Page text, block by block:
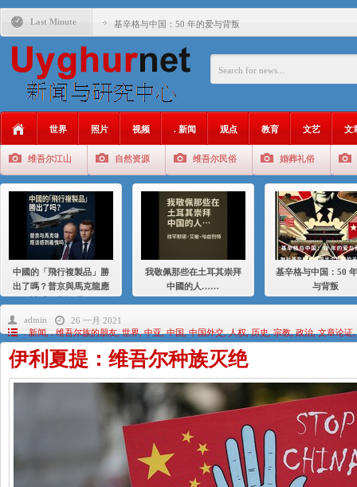
Last Minute 基辛格与中国：50 年的爱与背叛
衝 突 與 聯 盟 美國與中國：百年之舞: 從1900年到2024
年的百年關係
伊利夏提：在自责与内疚中的挣扎
伊利夏提：消失在集中营的红衣女孩
伊利夏提：维吾尔种族灭绝
伊利夏提：满目苍夷2020，难见彼岸2021
世界 照片 视频 . 新闻 观点 教育 文艺 文
维吾尔江山 自然资源 维吾尔民俗 婚葬礼俗
中國的「飛行複製品」勝
出了嗎？普京與馬克龍應
我敬佩那些在土耳其崇拜
中國的人……
基辛格与中国：50
与背叛
admin
26 一月 2021
. 新闻,. 维吾尔族的朋友,世界,中亚,中国,中国外交,人权,历史,宗教,政治,文章论证,
伊利夏提：维吾尔种族灭绝